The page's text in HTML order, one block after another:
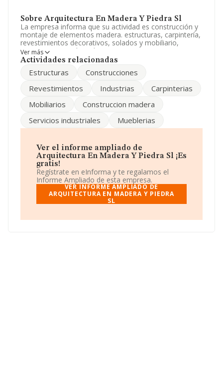
Sobre Arquitectura En Madera Y Piedra Sl
La empresa informa que su actividad es construcción y
montaje de elementos madera. estructuras, carpintería,
revestimientos decorativos, solados y mobiliario,
proteccion, secado y almacenaje, tratamientos
curativos y preventivos contra xilofafos, control plag. La
Sociedad Limitada. La actividad de referencia CNAE
madera y piezas de carpintería y ebanistería para la
tiene actividad en mercados exteriores.
El número de empleados ha sido el mismo con respecto
al 2024 y atendiendo a los datos disponibles en
estado por debajo de la media de sector.
Para comunicarse con sus oficinas, el número de
teléfono es 980538828 y su correo es
rearasa@rearasa.com.
La empresaArquitectura En Madera y Piedra S.L
con CIF B49193204, tiene domicilio fiscal en Avenida
Zamora, Castilla-león.
Ver más
Actividades relacionadas
Estructuras
Construcciones
Revestimientos
Industrias
Carpinterias
Mobiliarios
Construccion madera
Servicios industriales
Mueblerias
Ver el informe ampliado de
Arquitectura En Madera Y Piedra Sl ¡Es
gratis!
Regístrate en eInforma y te regalamos el
Informe Ampliado de esta empresa.
VER INFORME AMPLIADO DE
ARQUITECTURA EN MADERA Y PIEDRA
SL